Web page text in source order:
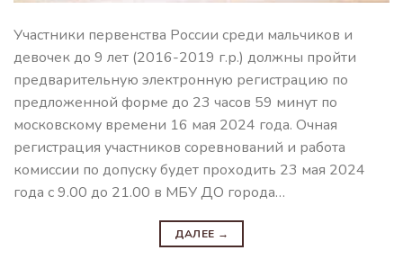
Участники первенства России среди мальчиков и
девочек до 9 лет (2016-2019 г.р.) должны пройти
предварительную электронную регистрацию по
предложенной форме до 23 часов 59 минут по
московскому времени 16 мая 2024 года. Очная
регистрация участников соревнований и работа
комиссии по допуску будет проходить 23 мая 2024
года с 9.00 до 21.00 в МБУ ДО города…
ДАЛЕЕ →